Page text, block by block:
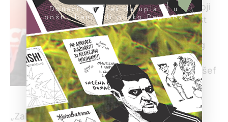
je teroristički akt koji
ugrožava stabilnost
ne samo severa
Kosova, već i celog
regiona, rekao je
danas u Podgorici šef
srpske diplomatije
Ivica Dačić.
„Zahtevamo da policija reaguje i da uhapsi
Donacije možeš da uplatiš u
pošti, banci ili preko PayPal-a